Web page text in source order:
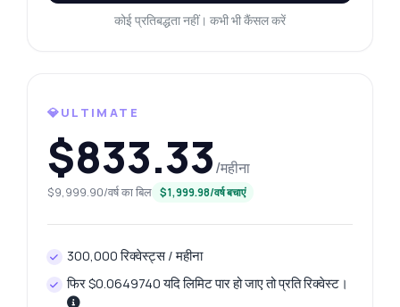
कोई प्रतिबद्धता नहीं। कभी भी कैंसल करें
💎ULTIMATE
$833.33/महीना
$9,999.90/वर्ष का बिल $1,999.98/वर्ष बचाएं
300,000 रिक्वेस्ट्स / महीना
फिर $0.0649740 यदि लिमिट पार हो जाए तो प्रति रिक्वेस्ट।